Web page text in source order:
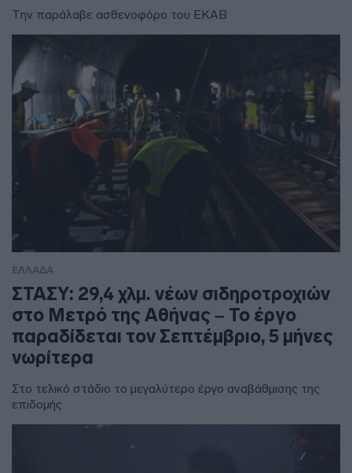
Την παράλαβε ασθενοφόρο του ΕΚΑΒ
ΕΛΛΑΔΑ
ΣΤΑΣΥ: 29,4 χλμ. νέων σιδηροτροχιών
στο Μετρό της Αθήνας – Το έργο
παραδίδεται τον Σεπτέμβριο, 5 μήνες
νωρίτερα
Στο τελικό στάδιο το μεγαλύτερο έργο αναβάθμισης της
επιδομής